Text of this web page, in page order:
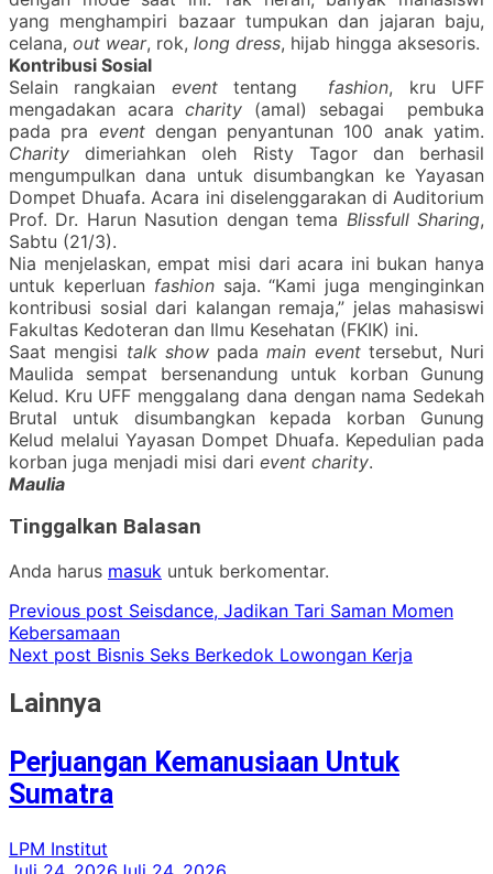
yang menghampiri bazaar tumpukan dan jajaran baju,
celana, out wear, rok, long dress, hijab hingga aksesoris.
Kontribusi Sosial
Selain rangkaian eventtentang fashion, kru UFF
mengadakan acaracharity (amal) sebagai pembuka
pada pra eventdengan penyantunan 100 anak yatim.
Charity dimeriahkan oleh Risty Tagor dan berhasil
mengumpulkan dana untuk disumbangkan ke Yayasan
Dompet Dhuafa. Acara ini diselenggarakan di Auditorium
Prof. Dr. Harun Nasution dengan tema Blissfull Sharing,
Sabtu (21/3).
Nia menjelaskan, empat misi dari acara ini bukan hanya
untuk keperluan fashionsaja. “Kami juga menginginkan
kontribusi sosial dari kalangan remaja,” jelas mahasiswi
Fakultas Kedoteran dan Ilmu Kesehatan (FKIK) ini.
Saat mengisi talk showpadamain eventtersebut, Nuri
Maulida sempat bersenandung untuk korban Gunung
Kelud. Kru UFF menggalang dana dengan nama Sedekah
Brutal untuk disumbangkan kepada korban Gunung
Kelud melalui Yayasan Dompet Dhuafa. Kepedulian pada
korban juga menjadi misi dari event charity.
Maulia
Tinggalkan Balasan
Anda harus masuk untuk berkomentar.
Previous post Seisdance, Jadikan Tari Saman Momen
Kebersamaan
Next post Bisnis Seks Berkedok Lowongan Kerja
Lainnya
Perjuangan Kemanusiaan Untuk
Sumatra
LPM Institut